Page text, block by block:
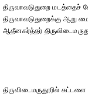
திருவாவடுதுறை மடத்தைச்
திருவாவடுதுறைக்கு ஆறு
ஆதீனகர்த்தர்
திருவிடைமருதூரில்